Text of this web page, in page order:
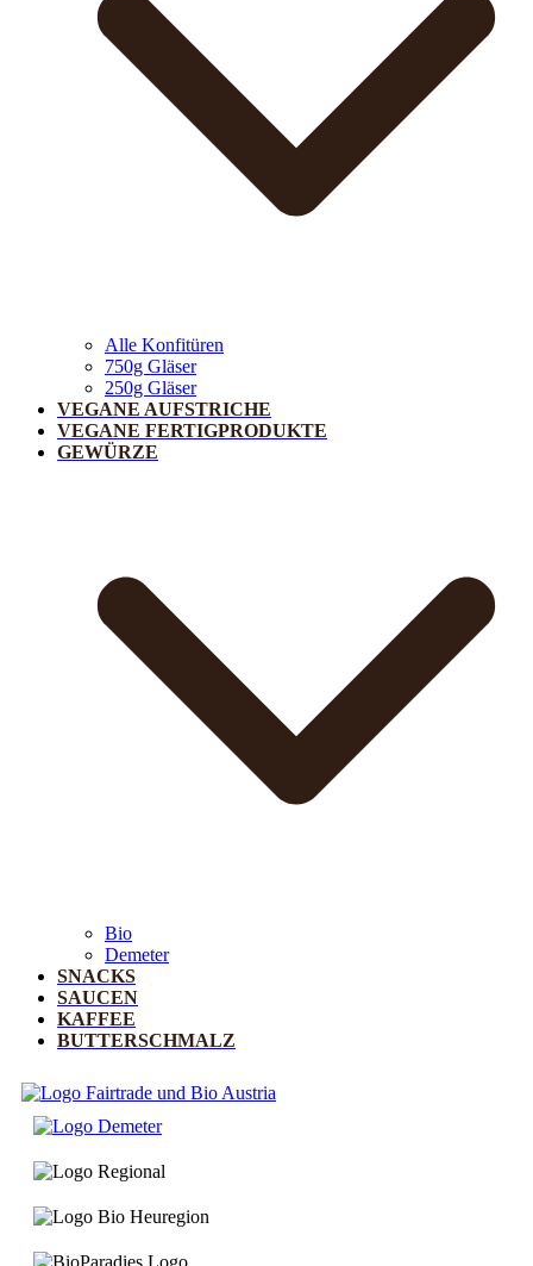
Alle Konfitüren
750g Gläser
250g Gläser
VEGANE AUFSTRICHE
VEGANE FERTIGPRODUKTE
GEWÜRZE
Bio
Demeter
SNACKS
SAUCEN
KAFFEE
BUTTERSCHMALZ